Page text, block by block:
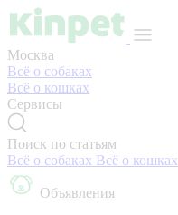
Москва
Всё о собаках
Всё о кошках
Сервисы
Поиск по статьям
Всё о собаках Всё о кошках
Объявления